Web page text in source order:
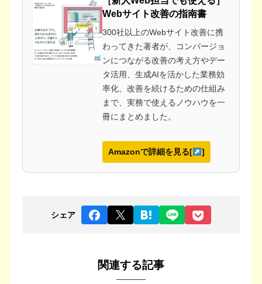
Webサイト改善の指南書
300社以上のWebサイト改善に携
わってきた著者が、コンバージョ
ンにつながる改善の考え方やデー
タ活用、生成AIを活かした業務効
率化、改善を続けるための仕組み
まで、実務で使えるノウハウを一
冊にまとめました。
Amazonで詳細を見る[ ]
シェア
関連する記事